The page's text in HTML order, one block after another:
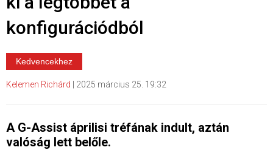
konfigurációdból
Kedvencekhez
Kelemen Richárd 2025 március 25. 19:32
A G-Assist áprilisi tréfának indult, aztán
valóság lett belőle.